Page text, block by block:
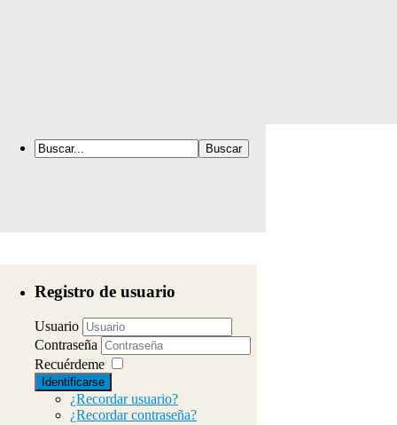
Registro de usuario
Usuario
Contraseña
Recuérdeme
Identificarse
¿Recordar usuario?
¿Recordar contraseña?